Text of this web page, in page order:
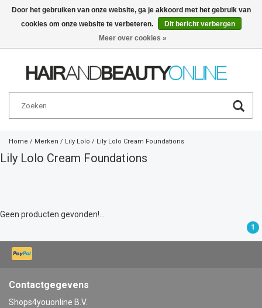
Nederlands €
Home / Merken / Lily Lolo / Lily Lolo Cream Foundations
Lily Lolo Cream Foundations
Geen producten gevonden!...
1
Contactgegevens
Shops4youonline B.V.
Door het gebruiken van onze website, ga je akkoord met het gebruik van
cookies om onze website te verbeteren.
Dit bericht verbergen
Meer over cookies »